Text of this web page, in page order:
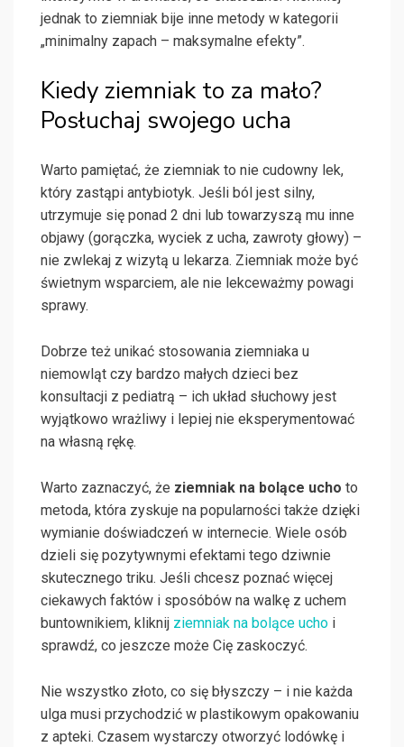
jednak to ziemniak bije inne metody w kategorii
„minimalny zapach – maksymalne efekty”.
Kiedy ziemniak to za mało?
Posłuchaj swojego ucha
Warto pamiętać, że ziemniak to nie cudowny lek,
który zastąpi antybiotyk. Jeśli ból jest silny,
utrzymuje się ponad 2 dni lub towarzyszą mu inne
objawy (gorączka, wyciek z ucha, zawroty głowy) –
nie zwlekaj z wizytą u lekarza. Ziemniak może być
świetnym wsparciem, ale nie lekceważmy powagi
sprawy.
Dobrze też unikać stosowania ziemniaka u
niemowląt czy bardzo małych dzieci bez
konsultacji z pediatrą – ich układ słuchowy jest
wyjątkowo wrażliwy i lepiej nie eksperymentować
na własną rękę.
Warto zaznaczyć, że ziemniak na bolące ucho to
metoda, która zyskuje na popularności także dzięki
wymianie doświadczeń w internecie. Wiele osób
dzieli się pozytywnymi efektami tego dziwnie
skutecznego triku. Jeśli chcesz poznać więcej
ciekawych faktów i sposóbów na walkę z uchem
buntownikiem, kliknij ziemniak na bolące ucho i
sprawdź, co jeszcze może Cię zaskoczyć.
Nie wszystko złoto, co się błyszczy – i nie każda
ulga musi przychodzić w plastikowym opakowaniu
z apteki. Czasem wystarczy otworzyć lodówkę i